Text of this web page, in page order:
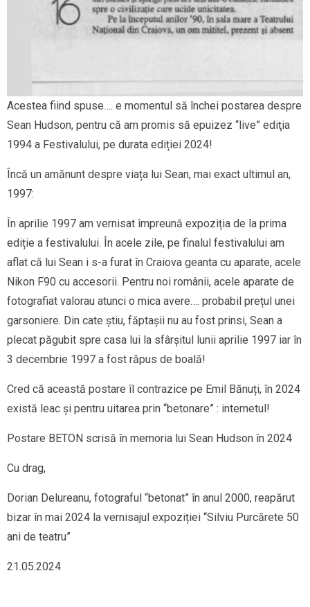
Acestea fiind spuse…. e momentul să închei postarea despre
Sean Hudson, pentru că am promis să epuizez “live” ediţia
1994 a Festivalului, pe durata ediției 2024!
Încă un amănunt despre viața lui Sean, mai exact ultimul an,
1997:
În aprilie 1997 am vernisat împreună expoziția de la prima
ediție a festivalului. În acele zile, pe finalul festivalului am
aflat că lui Sean i s-a furat în Craiova geanta cu aparate, acele
Nikon F90 cu accesorii. Pentru noi românii, acele aparate de
fotografiat valorau atunci o mica avere…. probabil prețul unei
garsoniere. Din cate știu, făptașii nu au fost prinsi, Sean a
plecat păgubit spre casa lui la sfârșitul lunii aprilie 1997 iar în
3 decembrie 1997 a fost răpus de boală!
Cred că această postare îl contrazice pe Emil Bănuți, în 2024
există leac și pentru uitarea prin “betonare” : internetul!
Postare BETON scrisă în memoria lui Sean Hudson în 2024
Cu drag,
Dorian Delureanu, fotograful “betonat” în anul 2000, reapărut
bizar în mai 2024 la vernisajul expoziției “Silviu Purcărete 50
ani de teatru”
21.05.2024